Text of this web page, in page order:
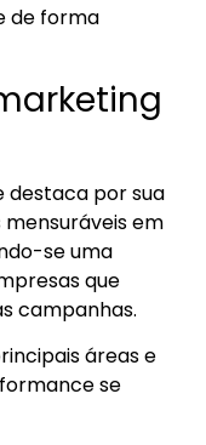
de forma
destaca por sua
em
se uma
que
campanhas.
áreas e
se